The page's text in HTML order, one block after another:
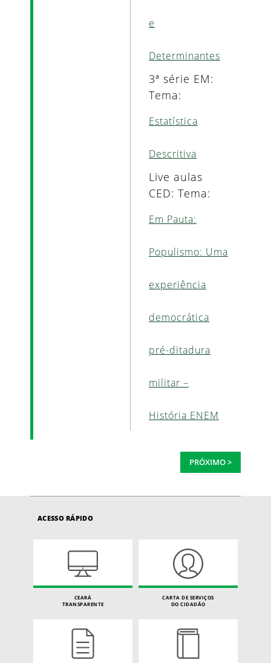
e
Determinantes
3ª série EM:
Tema:
Estatística
Descritiva
Live aulas
CED: Tema:
Em Pauta:
Populismo: Uma
experiência
democrática
pré-ditadura
militar –
História ENEM
PRÓXIMO >
ACESSO RÁPIDO
CEARÁ
TRANSPARENTE
CARTA DE SERVIÇOS
DO CIDADÃO